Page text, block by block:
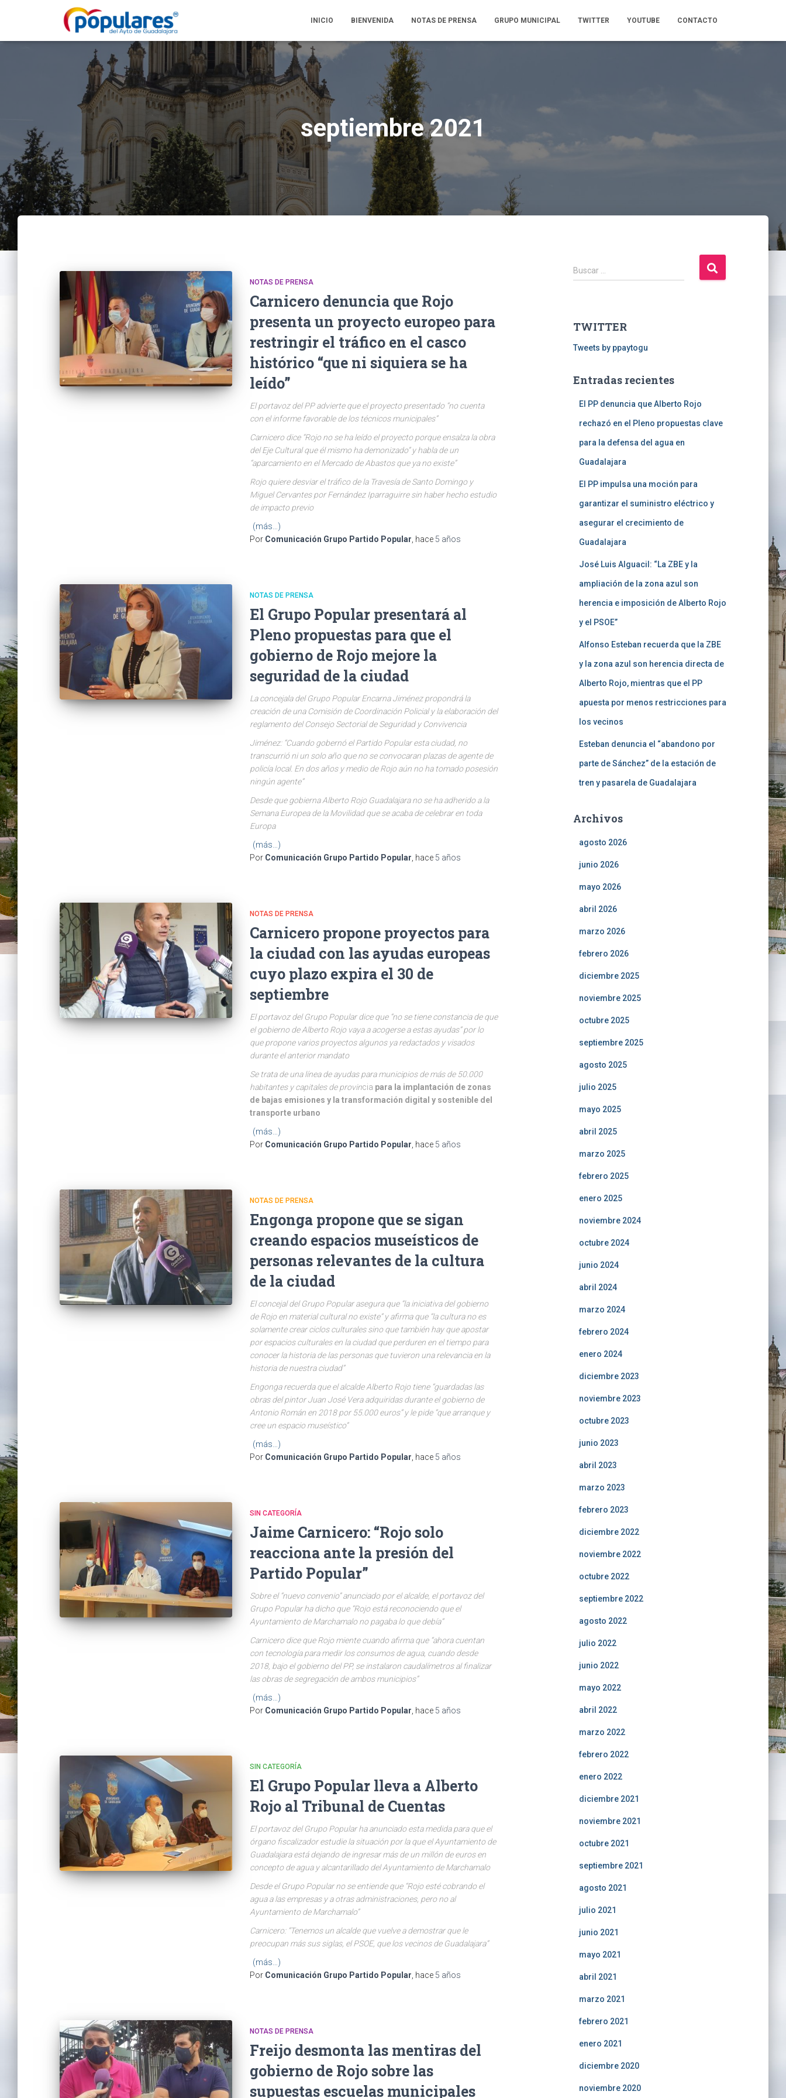
INICIO BIENVENIDA NOTAS DE PRENSA GRUPO MUNICIPAL TWITTER YOUTUBE CONTACTO
septiembre 2021
NOTAS DE PRENSA
Carnicero denuncia que Rojo
presenta un proyecto europeo para
restringir el tráfico en el casco
histórico “que ni siquiera se ha
leído”
El portavoz del PP advierte que el proyecto presentado “no cuenta
con el informe favorable de los técnicos municipales”
Carnicero dice “Rojo no se ha leído el proyecto porque ensalza la obra
del Eje Cultural que él mismo ha demonizado” y habla de un
“aparcamiento en el Mercado de Abastos que ya no existe”
Rojo quiere desviar el tráfico de la Travesía de Santo Domingo y
Miguel Cervantes por Fernández Iparraguirre sin haber hecho estudio
de impacto previo
(más…)
Por Comunicación Grupo Partido Popular , hace 5 años
NOTAS DE PRENSA
El Grupo Popular presentará al
Pleno propuestas para que el
gobierno de Rojo mejore la
seguridad de la ciudad
La concejala del Grupo Popular Encarna Jiménez propondrá la
creación de una Comisión de Coordinación Policial y la elaboración del
reglamento del Consejo Sectorial de Seguridad y Convivencia
Jiménez: “Cuando gobernó el Partido Popular esta ciudad, no
transcurrió ni un solo año que no se convocaran plazas de agente de
policía local. En dos años y medio de Rojo aún no ha tomado posesión
ningún agente”
Desde que gobierna Alberto Rojo Guadalajara no se ha adherido a la
Semana Europea de la Movilidad que se acaba de celebrar en toda
Europa
(más…)
Por Comunicación Grupo Partido Popular , hace 5 años
NOTAS DE PRENSA
Carnicero propone proyectos para
la ciudad con las ayudas europeas
cuyo plazo expira el 30 de
septiembre
El portavoz del Grupo Popular dice que “no se tiene constancia de que
el gobierno de Alberto Rojo vaya a acogerse a estas ayudas” por lo
que propone varios proyectos algunos ya redactados y visados
durante el anterior mandato
Se trata de una línea de ayudas para municipios de más de 50.000
habitantes y capitales de provincia para la implantación de zonas
de bajas emisiones y la transformación digital y sostenible del
transporte urbano
(más…)
Por Comunicación Grupo Partido Popular , hace 5 años
NOTAS DE PRENSA
Engonga propone que se sigan
creando espacios museísticos de
personas relevantes de la cultura
de la ciudad
El concejal del Grupo Popular asegura que “la iniciativa del gobierno
de Rojo en material cultural no existe” y afirma que “la cultura no es
solamente crear ciclos culturales sino que también hay que apostar
por espacios culturales en la ciudad que perduren en el tiempo para
conocer la historia de las personas que tuvieron una relevancia en la
historia de nuestra ciudad”
Engonga recuerda que el alcalde Alberto Rojo tiene “guardadas las
obras del pintor Juan José Vera adquiridas durante el gobierno de
Antonio Román en 2018 por 55.000 euros” y le pide “que arranque y
cree un espacio museístico”
(más…)
Por Comunicación Grupo Partido Popular , hace 5 años
SIN CATEGORÍA
Jaime Carnicero: “Rojo solo
reacciona ante la presión del
Partido Popular”
Sobre el “nuevo convenio” anunciado por el alcalde, el portavoz del
Grupo Popular ha dicho que “Rojo está reconociendo que el
Ayuntamiento de Marchamalo no pagaba lo que debía”
Carnicero dice que Rojo miente cuando afirma que “ahora cuentan
con tecnología para medir los consumos de agua, cuando desde
2018, bajo el gobierno del PP, se instalaron caudalímetros al finalizar
las obras de segregación de ambos municipios”
(más…)
Por Comunicación Grupo Partido Popular , hace 5 años
SIN CATEGORÍA
El Grupo Popular lleva a Alberto
Rojo al Tribunal de Cuentas
El portavoz del Grupo Popular ha anunciado esta medida para que el
órgano fiscalizador estudie la situación por la que el Ayuntamiento de
Guadalajara está dejando de ingresar más de un millón de euros en
concepto de agua y alcantarillado del Ayuntamiento de Marchamalo
Desde el Grupo Popular no se entiende que “Rojo esté cobrando el
agua a las empresas y a otras administraciones, pero no al
Ayuntamiento de Marchamalo”
Carnicero: “Tenemos un alcalde que vuelve a demostrar que le
preocupan más sus siglas, el PSOE, que los vecinos de Guadalajara”
(más…)
Por Comunicación Grupo Partido Popular , hace 5 años
NOTAS DE PRENSA
Freijo desmonta las mentiras del
gobierno de Rojo sobre las
supuestas escuelas municipales
B
u
r
:
Buscar …
TWITTER
Tweets by ppaytogu
Entradas recientes
El PP denuncia que Alberto Rojo
rechazó en el Pleno propuestas clave
para la defensa del agua en
Guadalajara
El PP impulsa una moción para
garantizar el suministro eléctrico y
asegurar el crecimiento de
Guadalajara
José Luis Alguacil: “La ZBE y la
ampliación de la zona azul son
herencia e imposición de Alberto Rojo
y el PSOE”
Alfonso Esteban recuerda que la ZBE
y la zona azul son herencia directa de
Alberto Rojo, mientras que el PP
apuesta por menos restricciones para
los vecinos
Esteban denuncia el “abandono por
parte de Sánchez” de la estación de
tren y pasarela de Guadalajara
Archivos
agosto 2026
junio 2026
mayo 2026
abril 2026
marzo 2026
febrero 2026
diciembre 2025
noviembre 2025
octubre 2025
septiembre 2025
agosto 2025
julio 2025
mayo 2025
abril 2025
marzo 2025
febrero 2025
enero 2025
noviembre 2024
octubre 2024
junio 2024
abril 2024
marzo 2024
febrero 2024
enero 2024
diciembre 2023
noviembre 2023
octubre 2023
junio 2023
abril 2023
marzo 2023
febrero 2023
diciembre 2022
noviembre 2022
octubre 2022
septiembre 2022
agosto 2022
julio 2022
junio 2022
mayo 2022
abril 2022
marzo 2022
febrero 2022
enero 2022
diciembre 2021
noviembre 2021
octubre 2021
septiembre 2021
agosto 2021
julio 2021
junio 2021
mayo 2021
abril 2021
marzo 2021
febrero 2021
enero 2021
diciembre 2020
noviembre 2020